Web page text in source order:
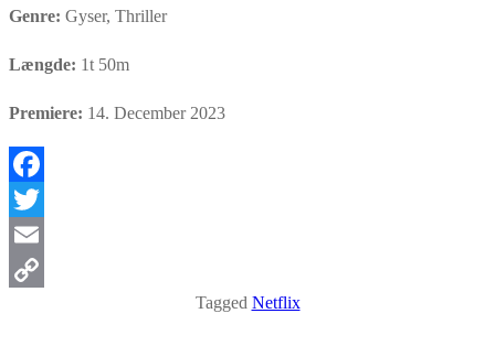
Genre: Gyser, Thriller
Længde: 1t 50m
Premiere: 14. December 2023
Facebook
Twitter
Email
Tagged Netflix